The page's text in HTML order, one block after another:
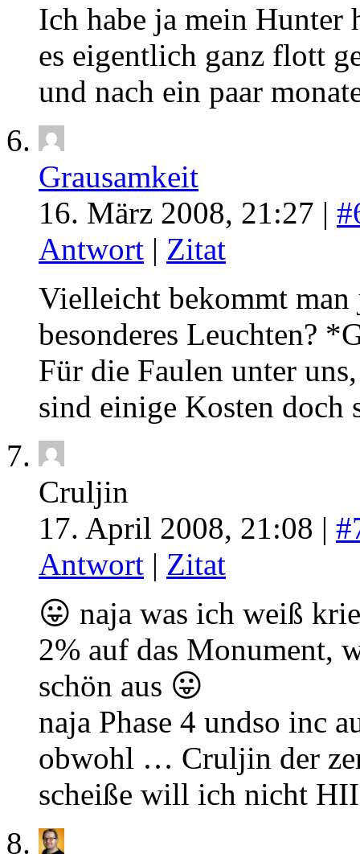
Ich habe ja mein Hunter
es eigentlich ganz flott
und nach ein paar
Grausamkeit
16. März 2008, 21:27 |
Antwort | Zitat
Vielleicht bekommt
besonderes Leuchten?
Für die Faulen unter
sind einige Kosten doch
Cruljin
17. April 2008, 21:08 |
Antwort | Zitat
😛 naja was ich weiß
2% auf das Monument,
schön aus 😛
naja Phase 4 undso inc
obwohl … Cruljin der
scheiße will ich nicht